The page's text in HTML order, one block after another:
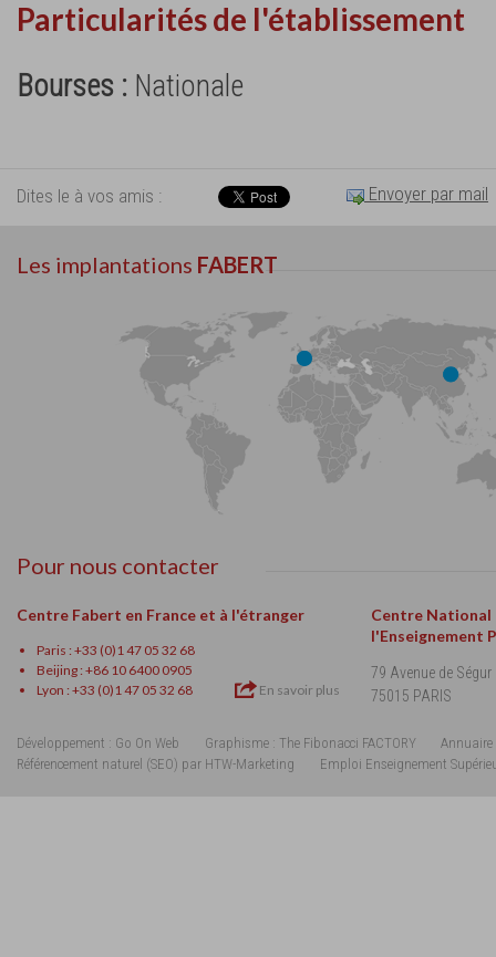
Particularités de l'établissement
Bourses : Nationale
Dites le à vos amis : Envoyer par mail
Les implantations FABERT
Pour nous contacter
Centre Fabert en France et à l'étranger
Paris : +33 (0)1 47 05 32 68
Beijing : +86 10 6400 0905
Lyon : +33 (0)1 47 05 32 68
En savoir plus
Centre National
l'Enseignement
79 Avenue de Ségur
75015 PARIS
Développement : Go On Web Graphisme : The Fibonacci FACTORY
Annuaire
Référencement naturel (SEO) par HTW-Marketing
Emploi Enseignement